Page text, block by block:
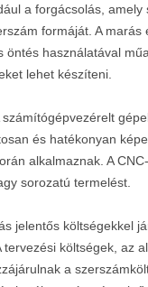
a forgácsolás,
formáját. A
öntés használatával
lehet készíteni.
és hatékonyan
alkalmaznak. A
sorozatú termelést.
jelentős költségekkel
költségek, az
a